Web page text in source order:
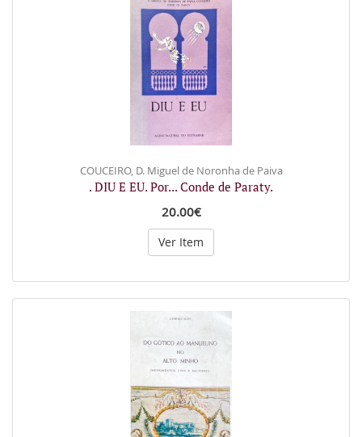
COUCEIRO, D. Miguel de Noronha de Paiva
. DIU E EU. Por... Conde de Paraty.
20.00€
Ver Item